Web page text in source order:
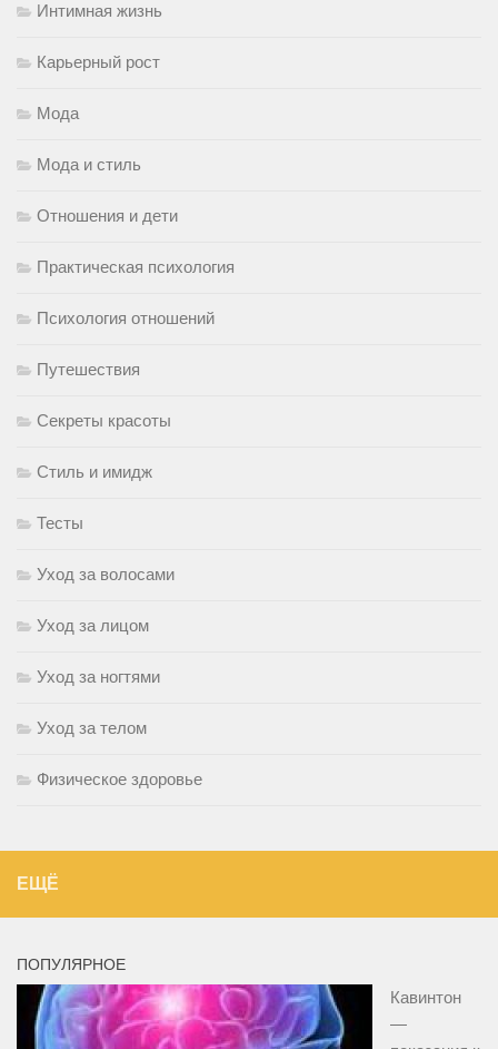
Интимная жизнь
Карьерный рост
Мода
Мода и стиль
Отношения и дети
Практическая психология
Психология отношений
Путешествия
Секреты красоты
Стиль и имидж
Тесты
Уход за волосами
Уход за лицом
Уход за ногтями
Уход за телом
Физическое здоровье
ЕЩЁ
ПОПУЛЯРНОЕ
Кавинтон
—